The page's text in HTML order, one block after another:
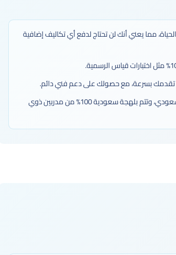
مما يعني أنك لن تحتاج لدفع أي تكاليف إضافية
تقدمك بسرعة، مع حصولك على دعم فني دائم.
أكاديمية بازيد تقدم دورات تفاعلية ممتعة تتناسب مع أسلوب التعلم السعودي، وتتم بلهجة سعودية 100% من مدربين ذوي